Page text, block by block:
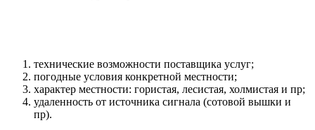
технические возможности поставщика услуг;
погодные условия конкретной местности;
характер местности: гористая, лесистая, холмистая и пр;
удаленность от источника сигнала (сотовой вышки и
пр).